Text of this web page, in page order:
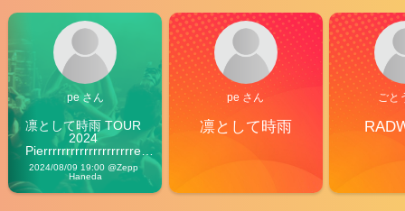
pe さん
凛として時雨 TOUR
2024
Pierrrrrrrrrrrrrrrrrrrre
Vibes
2024/08/09 19:00 @Zepp
Haneda
pe さん
凛として時雨
ごと